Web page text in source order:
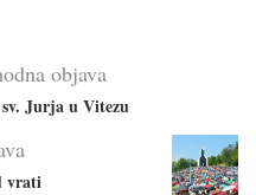
objava
Jurja u Vitezu
vrati